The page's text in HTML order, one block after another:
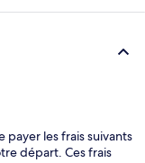
payer les frais suivants
départ. Ces frais